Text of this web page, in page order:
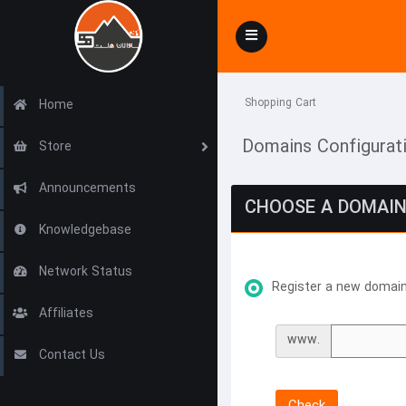
Toggle
navigation
Home
Store
Announcements
Knowledgebase
Network Status
Affiliates
Contact Us
Shopping Cart
Domains
CHOOSE A
Register a new domain
www.